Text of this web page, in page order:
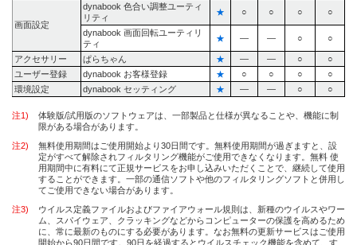
画面設定
dynabook 色合い調整ユーティ
リティ
★ ○ ○ ○ ○
dynabook 画面回転ユーティリ
ティ
★ ― ― ○ ○
アクセサリー ぱらちゃん ★ ― ― ○
○
ユーザー登録
dynabook お客様登録 ★ ○ ○ ○
○
環境設定
dynabook セッティング ★ ― ― ○ ○
注1)
体験版/試用版のソフトウェアは、一部製品と仕様が異なることや、機能に制
限がある場合があります。
注2)
無料使用期間はご使用開始より30日間です。無料使用期間が過ぎますと、設
定がすべて解除されフィルタリング機能がご使用できなくなります。無料 使
用期間中に有料にて正規サービスをお申し込みいただくことで、継続して使用
することができます。一部の通信ソフトや他のフィルタリングソフトと併用し
てご使用できない場合があります。
注3)
ウイルス定義ファイルおよびファイアウォール規則は、新種のウイルスやワー
ム、スパイウェア、クラッキングなどからコンピューターの保護を高めるため
に、常に最新のものにする必要があります。なお無料の更新サービスはご使用
開始から90日間です。90日を経過するとウイルスチェック機能を含めて、す